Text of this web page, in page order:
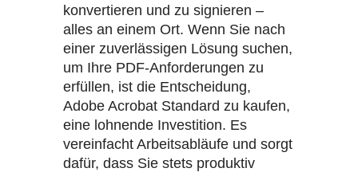
konvertieren und zu signieren –
alles an einem Ort. Wenn Sie nach
einer zuverlässigen Lösung suchen,
um Ihre PDF-Anforderungen zu
erfüllen, ist die Entscheidung,
Adobe Acrobat Standard zu kaufen,
eine lohnende Investition. Es
vereinfacht Arbeitsabläufe und sorgt
dafür, dass Sie stets produktiv